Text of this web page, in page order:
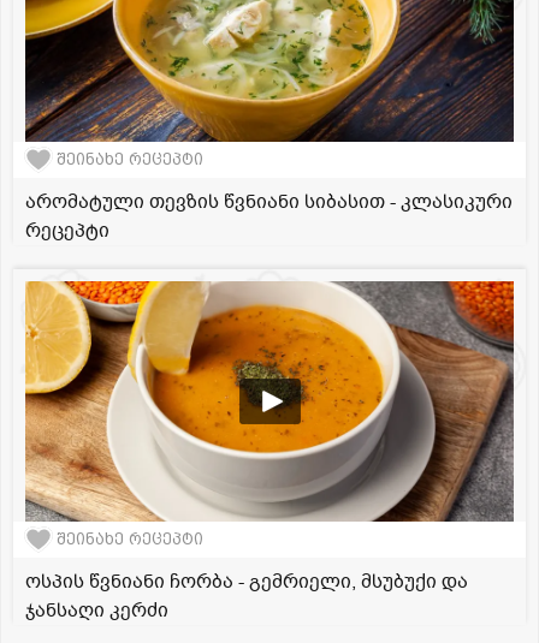
შეინახე რეცეპტი
არომატული თევზის წვნიანი სიბასით - კლასიკური
რეცეპტი
შეინახე რეცეპტი
ოსპის წვნიანი ჩორბა - გემრიელი, მსუბუქი და
ჯანსაღი კერძი